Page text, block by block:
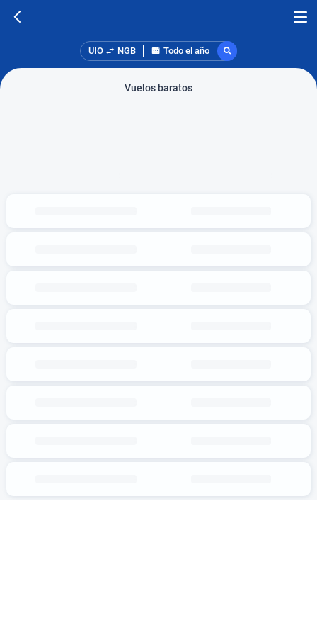
UIO NGB Todo el año
Vuelos baratos